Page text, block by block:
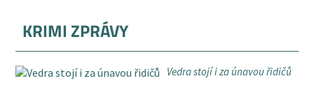
KRIMI ZPRÁVY
Vedra stojí i za únavou řidičů